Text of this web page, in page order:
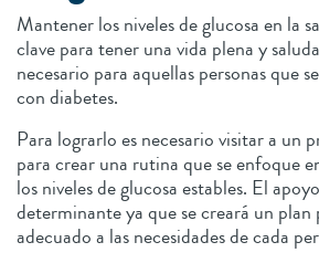
Mantener los niveles de glucosa en la
clave para tener una vida plena y
necesario para aquellas personas que
con diabetes.
Para lograrlo es necesario visitar a un
para crear una rutina que se enfoque
los niveles de glucosa estables. El
determinante ya que se creará un plan
adecuado a las necesidades de cada